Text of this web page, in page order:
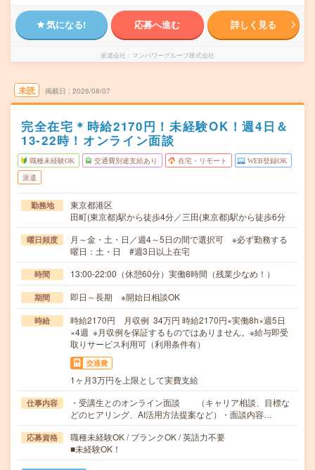
気になる! 応募へ進む 詳しく見る
派遣会社 マンパワーグループ株式会社
未読 掲載日 2026/08/07
完全在宅＊時給2170円！未経験OK！週4日＆
13-22時！オンライン面談
職種未経験OK 交通費別途支給あり 在宅・リモート WEB登録OK
派遣
勤務地
東京都港区
田町(東京都)駅から徒歩4分／三田(東京都)駅から徒歩6分
曜日頻度
月～金・土・日／週4～5日の間で選択可 ※必ず勤務する
曜日：土・日 #週3日以上在宅
時間 13:00-22:00（休憩60分）実働8時間（残業少なめ！）
期間 即日～長期 ※開始日相談OK
時給
時給2170円 月収例 34万円 時給2170円×実働8h×週5日
×4週 ※月収例を保証するものではありません。※給与即受
取りサービス利用可（利用条件有）
交通費
1ヶ月3万円を上限として実費支給
仕事内容
・受講生とのオンライン面談 （キャリア相談、目標な
どのヒアリング、AI活用方法提案など）・面談内容…
応募資格
職種未経験OK / ブランクOK / 英語力不要
■未経験OK！